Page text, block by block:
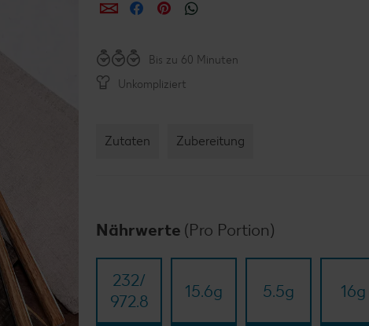
per E-Mail teilen
per Facebook teilen
per Pinterest teilen
Bis zu 60 Minuten
Unkompliziert
Zutaten Zubereitung
Nährwerte (Pro Portion)
232/​
972.8
15.6g 5.5g 16g